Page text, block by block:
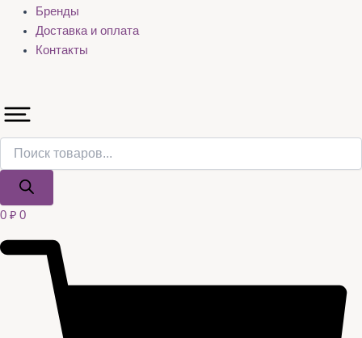
Бренды
Доставка и оплата
Контакты
0 ₽ 0